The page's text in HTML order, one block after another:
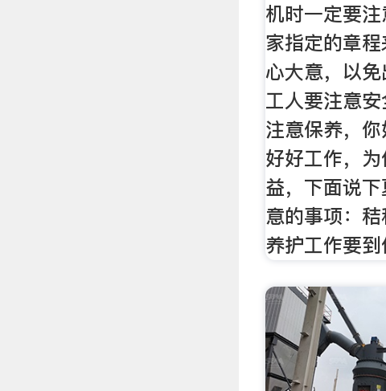
机时一定要
家指定的章
心大意，以免
工人要注意
注意保养，
好好工作，
益，下面说
意的事项：
养护工作要